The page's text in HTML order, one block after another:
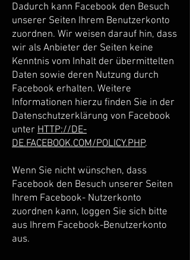
Dadurch kann Facebook den Besuch
unserer Seiten Ihrem Benutzerkonto
zuordnen. Wir weisen darauf hin, dass
wir als Anbieter der Seiten keine
Kenntnis vom Inhalt der übermittelten
Daten sowie deren Nutzung durch
Facebook erhalten. Weitere
Informationen hierzu finden Sie in der
Datenschutzerklärung von Facebook
unter HTTP://DE-
DE.FACEBOOK.COM/POLICY.PHP.
Wenn Sie nicht wünschen, dass
Facebook den Besuch unserer Seiten
Ihrem Facebook- Nutzerkonto
zuordnen kann, loggen Sie sich bitte
aus Ihrem Facebook-Benutzerkonto
aus.